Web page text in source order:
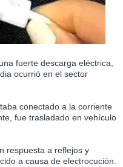
fuerte descarga eléctrica,
ocurrió en el sector
conectado a la corriente
fue trasladado en vehículo
respuesta a reflejos y
a causa de electrocución.